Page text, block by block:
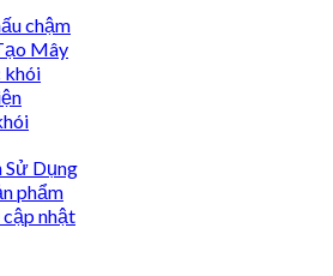
chậm
Mây
Dụng
phẩm
nhật